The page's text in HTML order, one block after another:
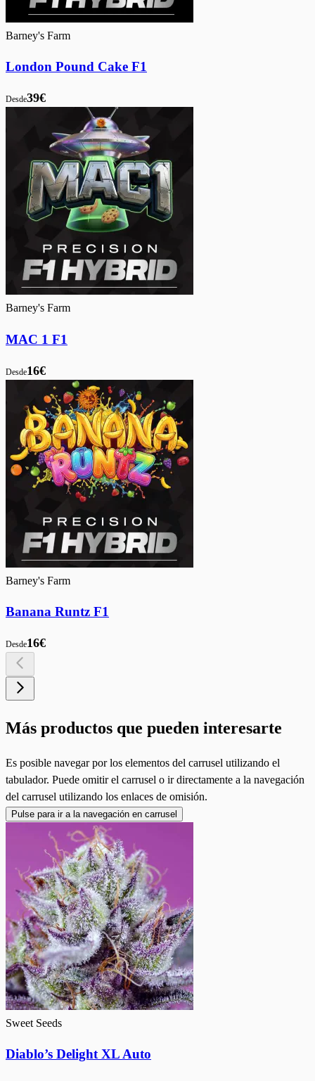
Barney's Farm
London Pound Cake F1
Desde39€
Barney's Farm
MAC 1 F1
Desde16€
Barney's Farm
Banana Runtz F1
Desde16€
Más productos que pueden interesarte
Es posible navegar por los elementos del carrusel utilizando el
tabulador. Puede omitir el carrusel o ir directamente a la navegación
del carrusel utilizando los enlaces de omisión.
Pulse para ir a la navegación en carrusel
Sweet Seeds
Diablo’s Delight XL Auto